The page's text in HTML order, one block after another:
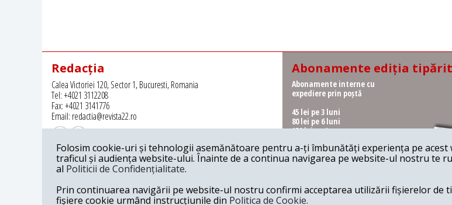
Redacția
Calea Victoriei 120, Sector 1, Bucuresti, Romania
Tel: +4021 3112208
Fax: +4021 3141776
Email: redactia@revista22.ro
Revista 22 este editata de
Abonamente ediția
Abonamente interne cu
expediere prin poștă
45 lei pe 3 luni
80 lei pe 6 luni
150 lei pe 1 an
Abonamente interne cu
ridicare de la redacție
62 lei pe 6 luni
115 lei pe 1 an
Folosim cookie-uri și tehnologii asemănătoare pentru a-ți îmbunătăți experiența pe
traficul și audiența website-ului. Înainte de a continua navigarea pe website-ul nostru te
al Politicii de Confidențialitate.
Prin continuarea navigării pe website-ul nostru confirmi acceptarea utilizării fișierelor
fișiere cookie urmând instrucțiunile din Politica de Cookie.